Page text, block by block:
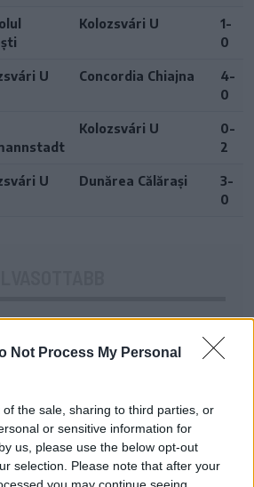
Not Process My Personal
the sale, sharing to third parties, or
or sensitive information for
us, please use the below opt-out
selection. Please note that after your
you may continue seeing
Kolozsvári U
1-
0
U Concordia Chiajna
4-
0
Kolozsvári U
0-
2
U Dunărea Călărași
3-
0
meghívót a válogatottba
idegenbeli meccsekkel